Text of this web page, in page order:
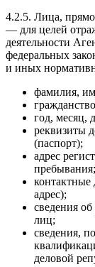
4.2.5. Лица,
— для целей
деятельности
федеральных
и иных
фамилия,
год, месяц,
реквизиты
(паспорт);
адрес
пребывания;
контактные
адрес);
сведения
лиц;
сведения,
деловой